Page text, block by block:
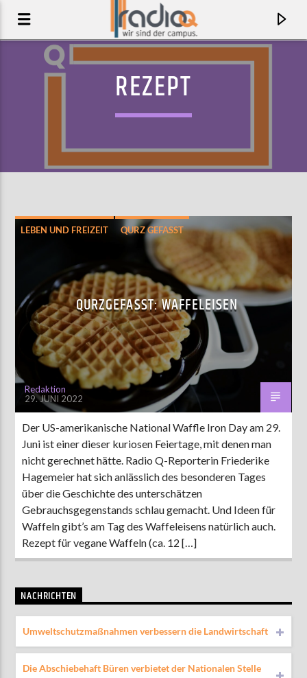
COLD BLOOD
KITTY SOLARIS
AKTUELLE SENDUNG
MOEBIUS
00:00 18:00
ZU HÖREN IN Münster 90,9 MHz Steinfurt103,9 MHz
REZEPT
LEBEN UND FREIZEIT QURZ GEFASST
QURZGEFASST: WAFFELEISEN
Redaktion
29. JUNI 2022
Der US-amerikanische National Waffle Iron Day am 29.
Juni ist einer dieser kuriosen Feiertage, mit denen man
nicht gerechnet hätte. Radio Q-Reporterin Friederike
Hagemeier hat sich anlässlich des besonderen Tages
über die Geschichte des unterschätzen
Gebrauchsgegenstands schlau gemacht. Und Ideen für
Waffeln gibt’s am Tag des Waffeleisens natürlich auch.
Rezept für vegane Waffeln (ca. 12 […]
NACHRICHTEN
Umweltschutzmaßnahmen verbessern die Landwirtschaft
Die Abschiebehaft Büren verbietet der Nationalen Stelle